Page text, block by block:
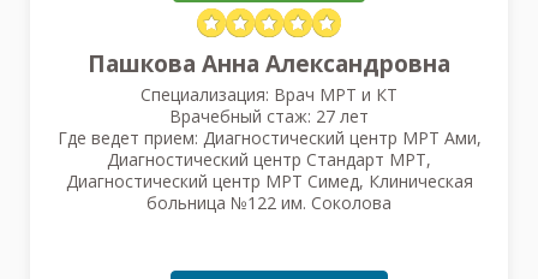
Пашкова Анна Александровна
Специализация: Врач МРТ и КТ
Врачебный стаж: 27 лет
Где ведет прием: Диагностический центр МРТ Ами,
Диагностический центр Стандарт МРТ,
Диагностический центр МРТ Симед, Клиническая
больница №122 им. Соколова